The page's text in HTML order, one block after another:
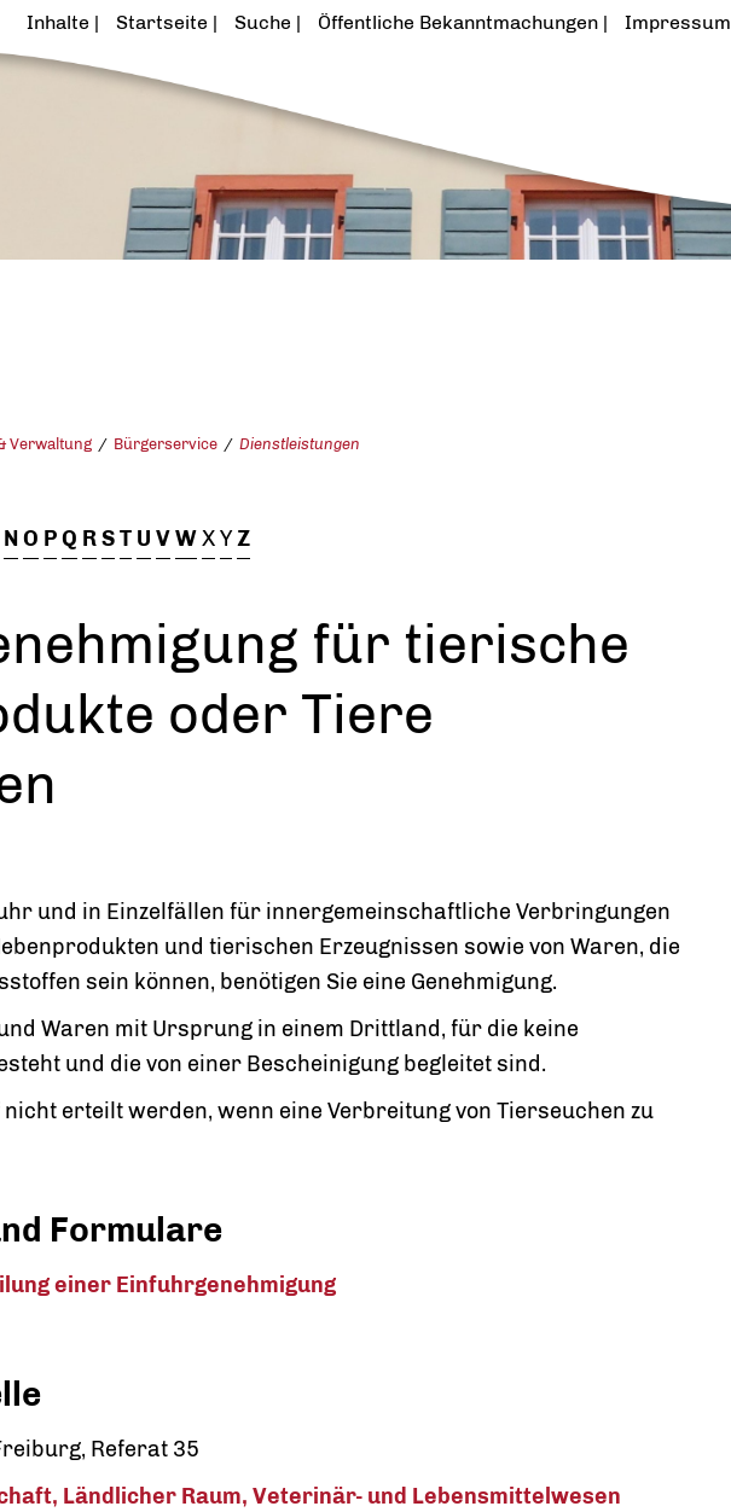
Inhalte Startseite Suche Öffentliche Bekanntmachungen Impressum
Verwaltung Bürgerservice Dienstleistungen
NO PQ RST U VWXYZ
für tierische
oder Tiere
und in Einzelfällen für innergemeinschaftliche Verbringungen
und tierischen Erzeugnissen sowie von Waren, die
sein können, benötigen Sie eine Genehmigung.
Waren mit Ursprung in einem Drittland, für die keine
und die von einer Bescheinigung begleitet sind.
erteilt werden, wenn eine Verbreitung von Tierseuchen zu
Formulare
einer Einfuhrgenehmigung
Referat 35
Ländlicher Raum, Veterinär- und Lebensmittelwesen